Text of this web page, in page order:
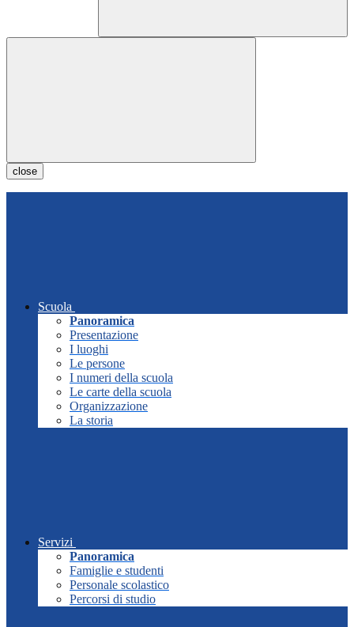
close
Scuola
Panoramica
Presentazione
I luoghi
Le persone
I numeri della scuola
Le carte della scuola
Organizzazione
La storia
Servizi
Panoramica
Famiglie e studenti
Personale scolastico
Percorsi di studio